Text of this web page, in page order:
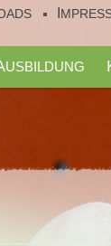
AUSBILDUNG